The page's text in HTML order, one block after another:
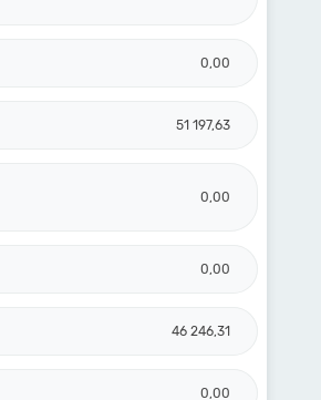
0,00
51 197,63
0,00
0,00
46 246,31
0,00